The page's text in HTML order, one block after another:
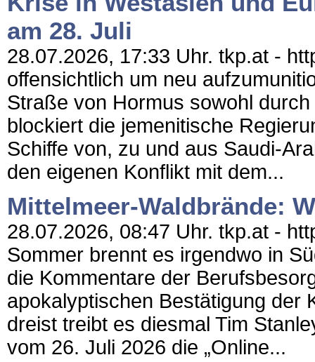
am 28. Juli
28.07.2026, 17:33 Uhr. tkp.at -
offensichtlich um neu
Straße von Hormus sowohl
blockiert die jemenitische
Schiffe von, zu und aus Saudi-
den eigenen Konflikt mit dem...
Mittelmeer-Waldbrände:
28.07.2026, 08:47 Uhr. tkp.at -
Sommer brennt es irgendwo in
die Kommentare der
apokalyptischen Bestätigung der
dreist treibt es diesmal Tim
vom 26. Juli 2026 die „Online...